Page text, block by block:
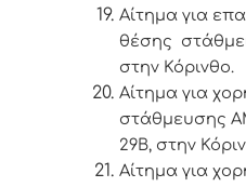
Αίτημα για
θέσης
στην Κόρινθο.
Αίτημα για
στάθμευσης
29Β, στην
Αίτημα για